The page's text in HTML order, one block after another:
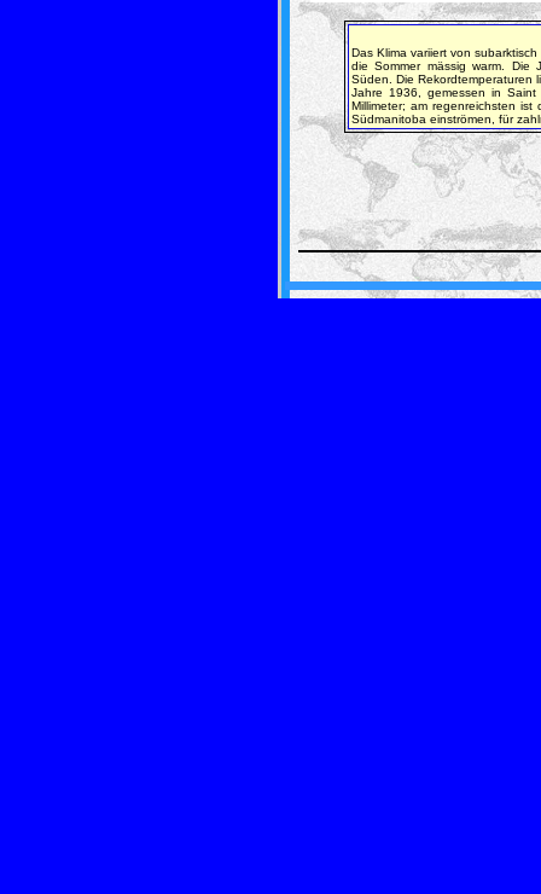
Das Klima variiert von
die Sommer mässig warm. Die
Süden. Die Rekordtemperaturen
Jahre 1936, gemessen in Saint
Millimeter; am regenreichsten
Südmanitoba einströmen, für